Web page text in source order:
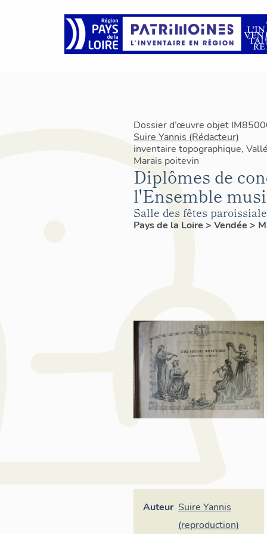
Dossier d’œuvre objet
Suire Yannis (Rédacteur)
inventaire topographique,
Marais poitevin
Diplômes de
l'Ensemble
Salle des fêtes
Pays de la Loire > Vendée >
Auteur Suire Yannis
(reproduction)